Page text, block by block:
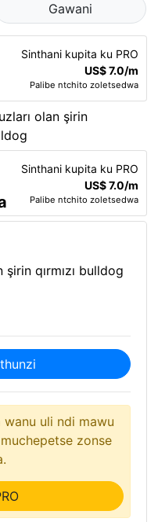
Gawani
Sinthani kupita ku PRO
US$ 7.0/m
Palibe ntchito zoletsedwa
Sinthani kupita ku PRO
US$ 7.0/m
Palibe ntchito zoletsedwa
qırmızı bulldog
uli ndi mawu
zonse